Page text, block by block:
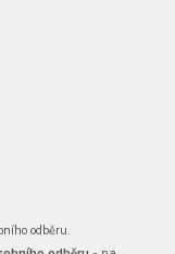
odběru.